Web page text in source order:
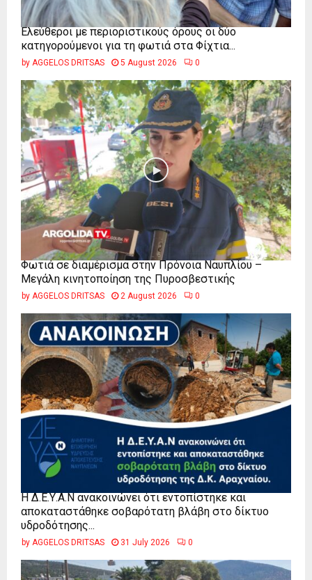
Ελεύθεροι με περιοριστικούς όρους οι δύο
κατηγορούμενοι για τη φωτιά στα Φίχτια...
by AGGELOS DRITSAS 5 August 2026 0
Φωτιά σε διαμέρισμα στην Πρόνοια Ναυπλίου –
Μεγάλη κινητοποίηση της Πυροσβεστικής
by AGGELOS DRITSAS 2 August 2026 0
Η Δ.Ε.Υ.Α.Ν ανακοινώνει ότι εντοπίστηκε και
αποκαταστάθηκε σοβαρότατη βλάβη στο δίκτυο
υδροδότησης...
by AGGELOS DRITSAS 31 July 2026 0